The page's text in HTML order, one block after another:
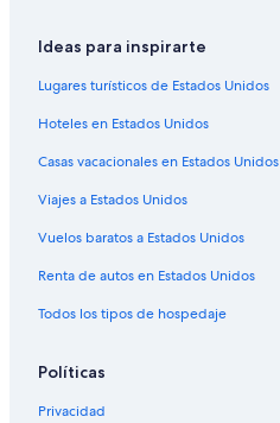
Ideas para inspirarte
Lugares turísticos de Estados Unidos
Hoteles en Estados Unidos
Casas vacacionales en Estados Unidos
Viajes a Estados Unidos
Vuelos baratos a Estados Unidos
Renta de autos en Estados Unidos
Todos los tipos de hospedaje
Políticas
Privacidad